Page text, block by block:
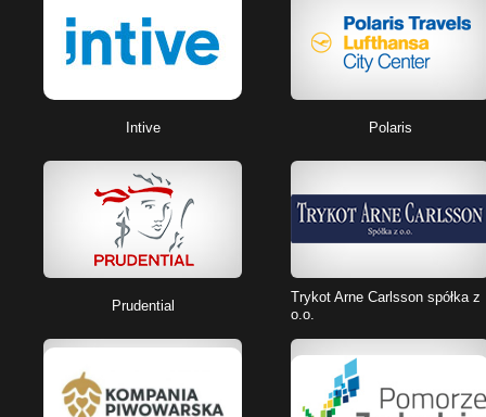
Intive Polaris
Prudential
Trykot Arne Carlsson spółka z
o.o.